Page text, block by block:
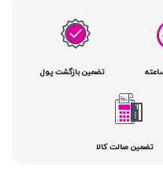
تضمین بازگشت پول
تضمین صالت کالا